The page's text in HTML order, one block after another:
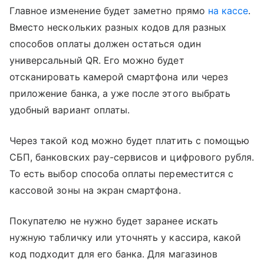
Главное изменение будет заметно прямо на кассе.
Вместо нескольких разных кодов для разных
способов оплаты должен остаться один
универсальный QR. Его можно будет
отсканировать камерой смартфона или через
приложение банка, а уже после этого выбрать
удобный вариант оплаты.
Через такой код можно будет платить с помощью
СБП, банковских pay-сервисов и цифрового рубля.
То есть выбор способа оплаты переместится с
кассовой зоны на экран смартфона.
Покупателю не нужно будет заранее искать
нужную табличку или уточнять у кассира, какой
код подходит для его банка. Для магазинов